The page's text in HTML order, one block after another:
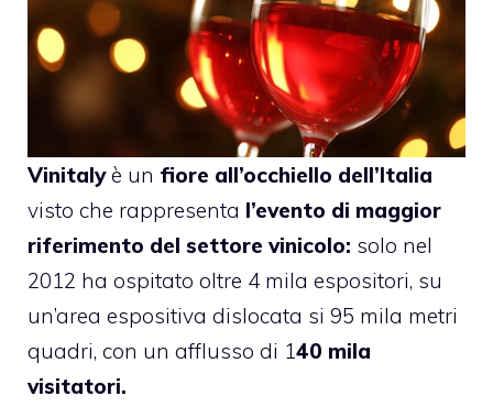
Vinitalyè un fiore all’occhiello dell’Italia
visto che rappresenta l’evento di maggior
riferimento del settore vinicolo: solo nel
2012 ha ospitato oltre 4 mila espositori, su
un’area espositiva dislocata si 95 mila metri
quadri, con un afflusso di 140 mila
visitatori.